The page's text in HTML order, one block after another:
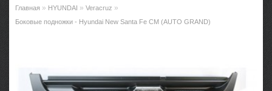
Главная » HYUNDAI » Veracruz »
Боковые подножки - Hyundai New Santa Fe CM (AUTO GRAND)